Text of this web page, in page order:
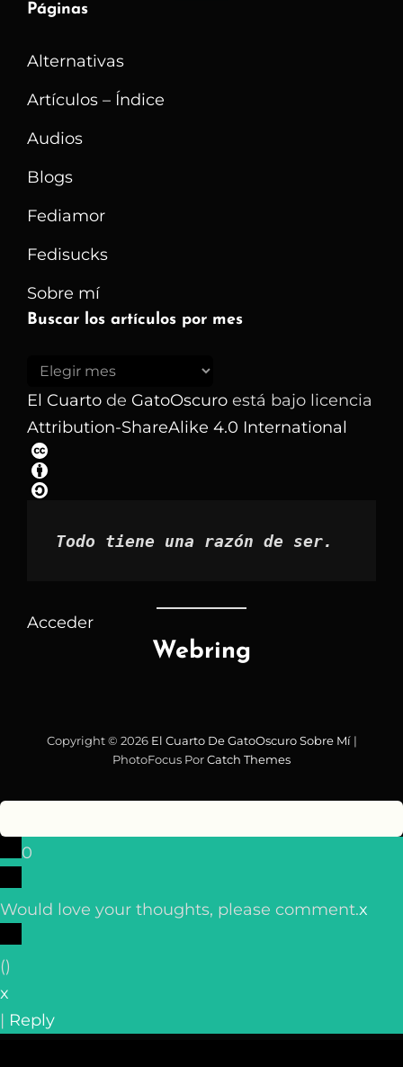
Páginas
Alternativas
Artículos – Índice
Audios
Blogs
Fediamor
Fedisucks
Sobre mí
Buscar los artículos por mes
Buscar
los
artículos
por
mes
El Cuarto de GatoOscuro está bajo licencia
Attribution-ShareAlike 4.0 International
Todo tiene una razón de ser.
Acceder
Webring
Copyright © 2026 El Cuarto De GatoOscuro Sobre Mí|
PhotoFocus PorCatch Themes
0
Would love your thoughts, please comment.x
()
x
| Reply